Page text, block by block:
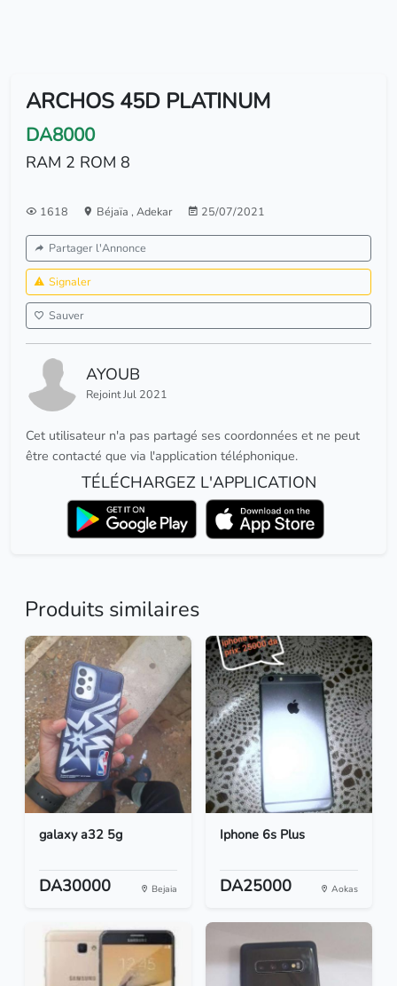
ARCHOS 45D PLATINUM
DA8000
RAM 2 ROM 8
1618 Béjaïa , Adekar 25/07/2021
Partager l'Annonce
Signaler
Sauver
AYOUB
Rejoint Jul 2021
Cet utilisateur n'a pas partagé ses coordonnées et ne peut
être contacté que via l'application téléphonique.
TÉLÉCHARGEZ L'APPLICATION
Produits similaires
galaxy a32 5g
DA30000 Bejaia
Iphone 6s Plus
DA25000 Aokas